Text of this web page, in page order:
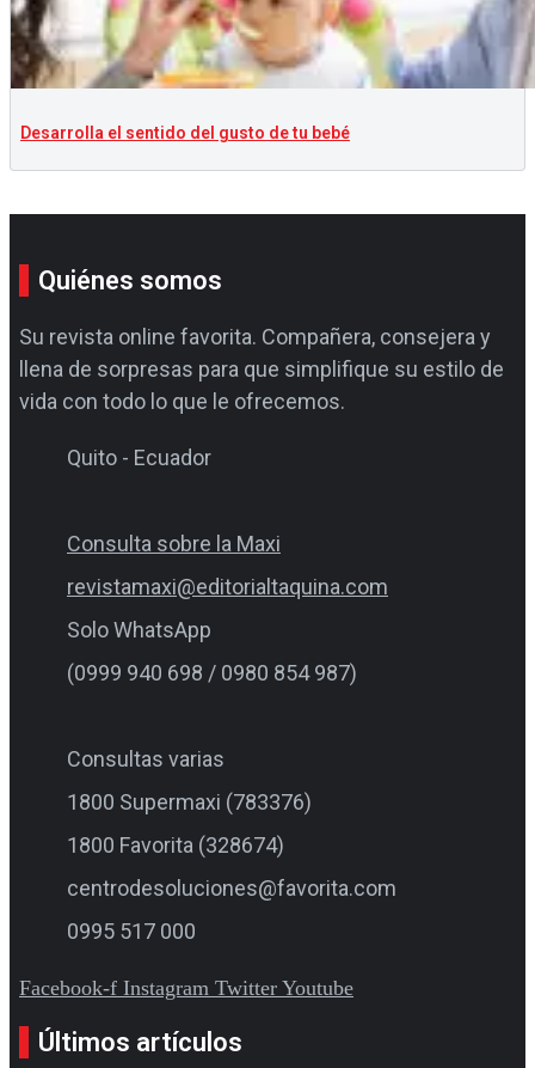
Desarrolla el sentido del gusto de tu bebé
Quiénes somos
Su revista online favorita. Compañera, consejera y
llena de sorpresas para que simplifique su estilo de
vida con todo lo que le ofrecemos.
Quito - Ecuador
Consulta sobre la Maxi
revistamaxi@editorialtaquina.com
Solo WhatsApp
(0999 940 698 / 0980 854 987)
Consultas varias
1800 Supermaxi (783376)
1800 Favorita (328674)
centrodesoluciones@favorita.com
0995 517 000
Facebook-f Instagram Twitter Youtube
Últimos artículos